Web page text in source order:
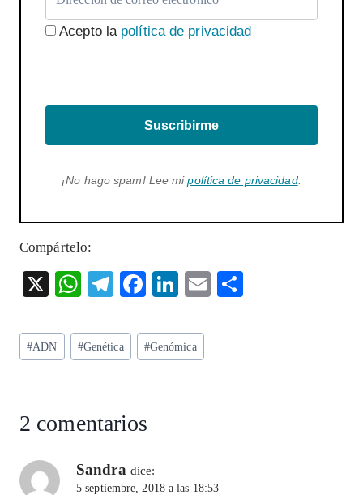
Acepto la política de privacidad
Suscribirme
¡No hago spam! Lee mipolítica de privacidad.
Compártelo:
X
W
ts
A
p
T
eg
ra
F
eb
o
Li
ke
dI
E
Etiquetas
de
#ADN #Genética #Genómica
2 comentarios
Sandra dice:
5 septiembre, 2018 a las 18:53